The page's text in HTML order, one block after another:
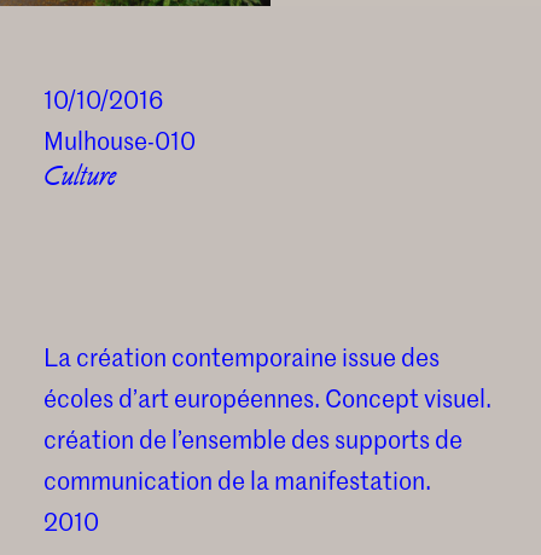
10/10/2016
Mulhouse-010
Culture
La création contemporaine issue des
écoles d’art européennes. Concept visuel.
création de l’ensemble des supports de
communication de la manifestation.
2010